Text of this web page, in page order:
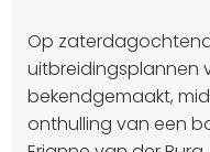
Op
uitbreidingsplannen
bekendgemaakt,
onthulling van een